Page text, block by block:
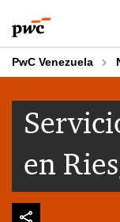
to
content
to
footer
PwC Venezuela
en